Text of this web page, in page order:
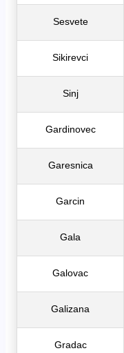
Sesvete
Sikirevci
Sinj
Gardinovec
Garesnica
Garcin
Gala
Galovac
Galizana
Gradac